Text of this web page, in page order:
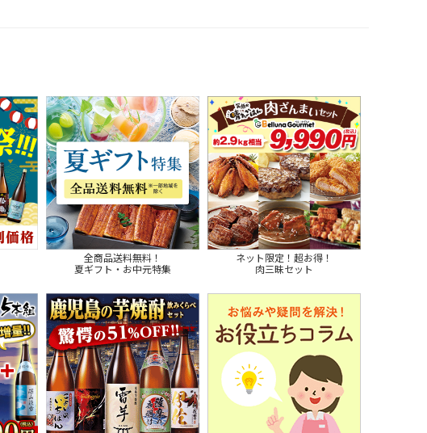
全商品送料無料！
夏ギフト・お中元特集
ネット限定！超お得！
肉三昧セット